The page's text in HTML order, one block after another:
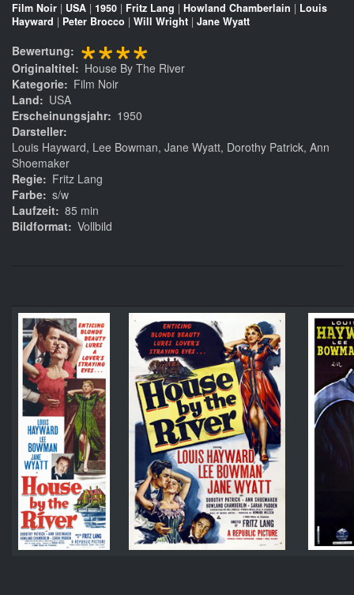
Film Noir | USA | 1950 | Fritz Lang | Howland Chamberlain | Louis
Hayward | Peter Brocco | Will Wright | Jane Wyatt
Bewertung ****
Originaltitel
House By The River
Kategorie
Film Noir
Land
USA
Erscheinungsjahr
1950
Darsteller
Louis Hayward, Lee Bowman, Jane Wyatt, Dorothy Patrick, Ann
Shoemaker
Regie
Fritz Lang
Farbe s/w
Laufzeit 85 min
Bildformat Vollbild